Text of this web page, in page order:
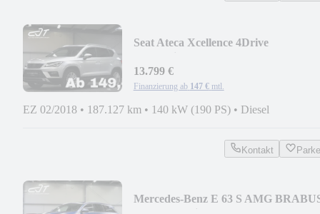
Seat Ateca Xcellence 4Drive
13.799 €
Finanzierung ab 147 € mtl.
EZ 02/2018 • 187.127 km • 140 kW (190 PS) • Diesel
Kontakt
Mercedes-Benz E 63 S AMG